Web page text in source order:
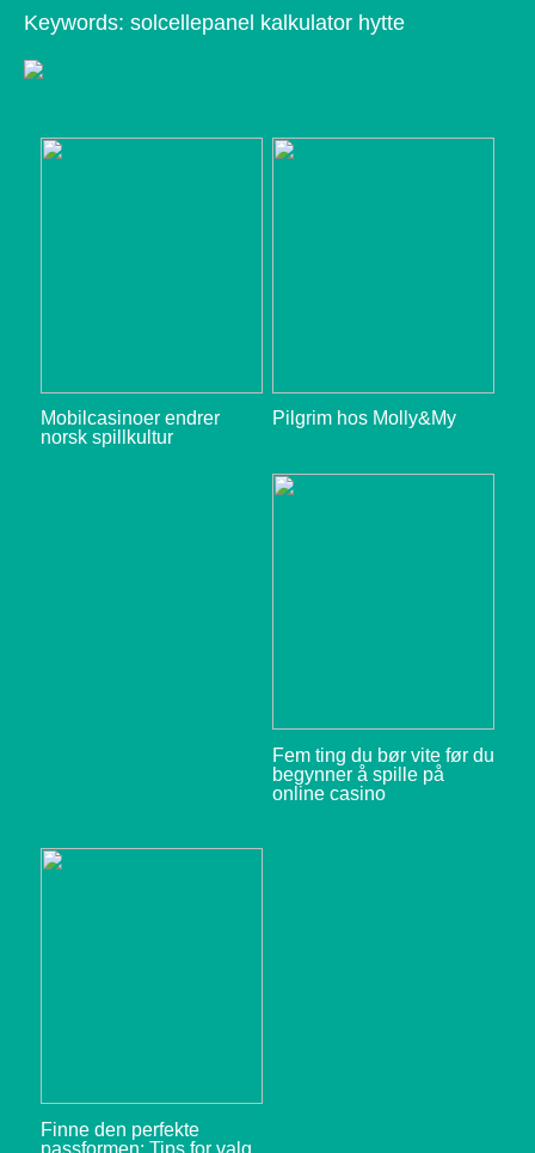
Keywords: solcellepanel kalkulator hytte
Mobilcasinoer endrer
norsk spillkultur
Pilgrim hos Molly&My
Fem ting du bør vite før du
begynner å spille på
online casino
Finne den perfekte
passformen: Tips for valg